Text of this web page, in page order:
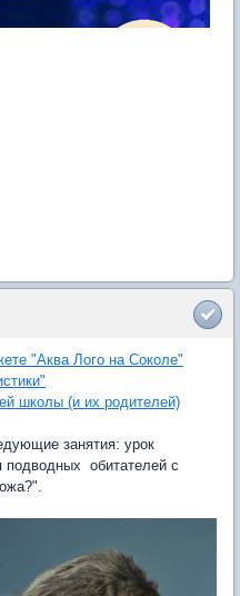
"Аква Лого на Соколе"
школы (и их родителей)
занятия: урок
подводных обитателей с